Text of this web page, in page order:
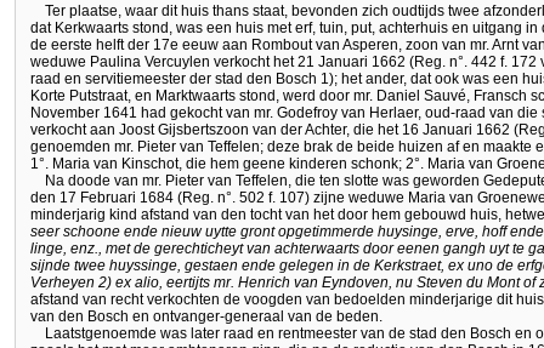
Ter plaatse, waar dit huis thans staat, bevonden zich oudtijds twee
dat Kerkwaarts stond, was een huis met erf, tuin, put, achterhuis en uitgang
de eerste helft der 17e eeuw aan Rombout van Asperen, zoon van mr. Arnt
weduwe Paulina Vercuylen verkocht het 21 Januari 1662 (Reg. n°. 442 f. 172
raad en servitiemeester der stad den Bosch 1); het ander, dat ook was een
Korte Putstraat, en Marktwaarts stond, werd door mr. Daniel Sauvé, Fransch
November 1641 had gekocht van mr. Godefroy van Herlaer, oud-raad van
verkocht aan Joost Gijsbertszoon van der Achter, die het 16 Januari 1662
genoemden mr. Pieter van Teffelen; deze brak de beide huizen af en maakte
1°. Maria van Kinschot, die hem geene kinderen schonk; 2°. Maria van
Na doode van mr. Pieter van Teffelen, die ten slotte was geworden
den 17 Februari 1684 (Reg. n°. 502 f. 107) zijne weduwe Maria van
minderjarig kind afstand van den tocht van het door hem gebouwd huis,
seer schoone ende nieuw uytte gront opgetimmerde huysinge, erve, hoff
linge, enz., met de gerechticheyt van achterwaarts door eenen gangh uyt te
sijnde twee huyssinge, gestaen ende gelegen in de Kerkstraet, ex uno de
Verheyen 2) ex alio, eertijts mr. Henrich van Eyndoven, nu Steven du Mont of
afstand van recht verkochten de voogden van bedoelden minderjarige dit
van den Bosch en ontvanger-generaal van de beden.
Laatstgenoemde was later raad en rentmeester van de stad den Bosch en